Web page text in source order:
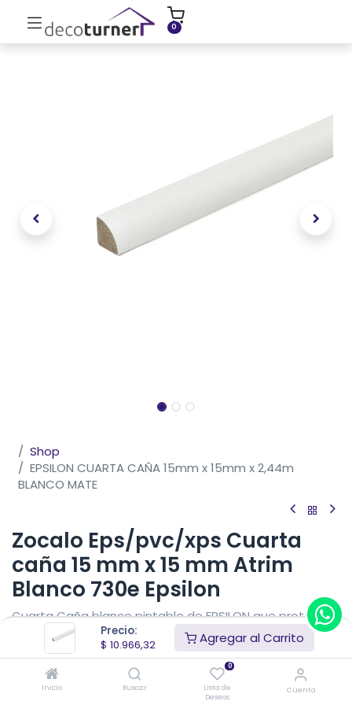
Precio:
$ 10.966,32 Agregar al Carrito
Inicio Buscar
0
Lista de
Deseos
Cuenta
0
Shop
EPSILON CUARTA CAÑA 15mm x 15mm x 2,44m
BLANCO MATE
Zocalo Eps/pvc/xps Cuarta
caña 15 mm x 15 mm Atrim
Blanco 730e Epsilon
Cuarta Caña blanco pintable de EPSILON que protege
la unión entre el piso y las paredes evitando que las
uniones queden expuestas a las fricciones, filtraciones
de polvo y humedad.
10.966,32